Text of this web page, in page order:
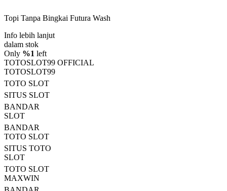
bintang,
rating
rata-
rata.
Read
13
Reviews.
Tautan
halaman
yang
sama.
Topi Tanpa Bingkai Futura Wash
Info lebih lanjut
dalam stok
Only %1 left
TOTOSLOT99 OFFICIAL
TOTOSLOT99
TOTO SLOT
SITUS SLOT
BANDAR
SLOT
BANDAR
TOTO SLOT
SITUS TOTO
SLOT
TOTO SLOT
MAXWIN